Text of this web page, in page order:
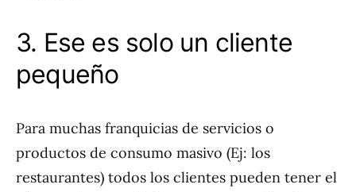
3. Ese es solo un cliente
pequeño
Para muchas franquicias de servicios o
productos de consumo masivo (Ej: los
restaurantes) todos los clientes pueden tener el